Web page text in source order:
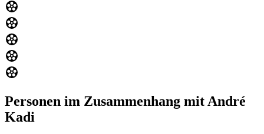
Personen im Zusammenhang mit André
Kadi